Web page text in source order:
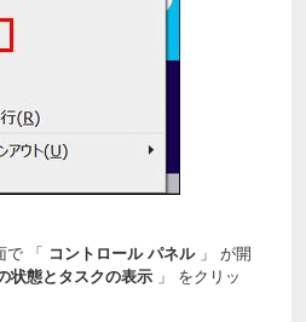
で 「 コントロール パネル」 が開
状態とタスクの表示 」 をクリッ